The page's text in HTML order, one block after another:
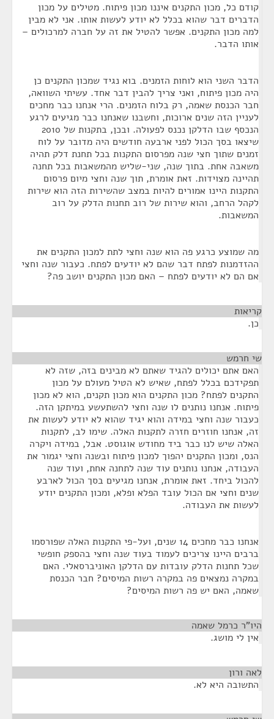
קודם כל, מכון התקנים איננו מכון פיתוח. מטילים על מכון
הדברים דבר שהוא בכלל לא יודע לעשות אותו. אני לא מבין
למה מכון התקנים. אפשר להטיל את זה על חברה למרכולים –
אותו הדבר.
הדבר השני הוא לוחות הזמנים. בוא נגיד שמכון התקנים כן
היה מכון פיתוח, ואני צריך להבין דבר אחד. עשיתי השוואה,
חבר הכנסת שאמה, רק בלוח הזמנים. הרי אנחנו כבר מחכים
לעניין הזה שנים ארוכות, וחשבנו שאנחנו כבר מגיעים לרגע
הנכסף שבו הדלקן נכנס לפעולה. ובכן, בתקנות של 2010
שיצאו בסך הכול לפני ארבעה חודשים היה מדובר על לוח
זמנים שתוך חצי שנה מפרסום התקנות בכל תחנת דלק תהיה
משאבה אחת. בתוך שנה, שני-שליש מהמשאבות בכל תחנה
תהיינה מצוידות. זאת אומרת, תוך שנה וחצי מיום פרסום
התקנות היינו אמורים להיות במצב שהשירות הזה הוא שירות
לקהל הרחב, והוא שירות של רוב תחנות הדלק על רוב
המשאבות.
מה שמוצע כרגע פה הוא שנה וחצי לתת למכון התקנים את
ההזדמנות לפתח דבר שהם לא יודעים לפתח. כעבור שנה וחצי
אם הם לא יודעים לפתח – האם מכון התקנים יושב פה?
קריאות
כן.
שי חרמש
האם אתם יכולים להגיד שאתם לא מבינים בזה, שזה לא
תפקידכם בכלל לפתח, שאיש לא הטיל מעולם על מכון
התקנים לפתח? מכון התקנים הוא מכון תקנים, הוא לא מכון
פיתוח. אנחנו נותנים לו שנה וחצי להשתעשע במיתקן הזה.
כעבור שנה וחצי במידה והוא יגיד שהוא לא יודע לעשות את
זה, אנחנו חוזרים חזרה לתקנות האלה. שימו לב, לתקנות
האלה שיש לנו כבר ביד מחודש אוגוסט. אבל, במידה ויקרה
הנס, ומכון התקנים יהפוך למכון פיתוח ובשנה וחצי יגמור את
העבודה, אנחנו נותנים עוד שנה לתחנה אחת, ועוד שנה
להכול ביחד. זאת אומרת, אנחנו מגיעים בסך הכול לארבע
שנים וחצי אם הכול עובד הפלא ופלא, ומכון התקנים יודע
לעשות את העבודה.
אנחנו כבר מחכים 14 שנים, ועל-פי התקנות האלה שפורסמו
ברבים היינו צריכים לעמוד בעוד שנה וחצי בהספק חופשי
שכל תחנות הדלק עובדות עם הדלקן האוניברסאלי. האם
במקרה נמצאים פה במקרה רשות המיסים? חבר הכנסת
שאמה, האם יש פה רשות המיסים?
היו"ר כרמל שאמה
אין לי מושג.
לאה ורון
התשובה היא לא.